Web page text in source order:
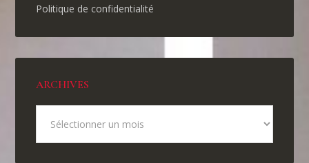
Politique de confidentialité
ARCHIVES